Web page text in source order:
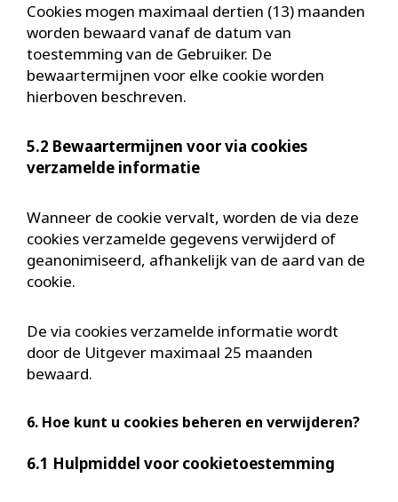
Cookies mogen maximaal dertien (13) maanden
worden bewaard vanaf de datum van
toestemming van de Gebruiker. De
bewaartermijnen voor elke cookie worden
hierboven beschreven.
5.2 Bewaartermijnen voor via cookies
verzamelde informatie
Wanneer de cookie vervalt, worden de via deze
cookies verzamelde gegevens verwijderd of
geanonimiseerd, afhankelijk van de aard van de
cookie.
De via cookies verzamelde informatie wordt
door de Uitgever maximaal 25 maanden
bewaard.
6. Hoe kunt u cookies beheren en verwijderen?
6.1 Hulpmiddel voor cookietoestemming